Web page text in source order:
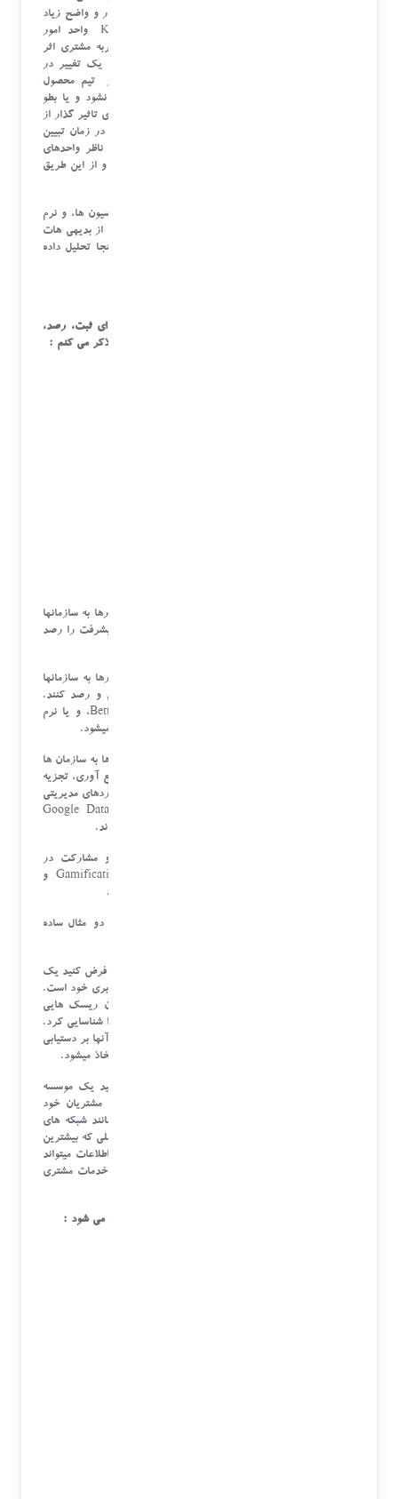
یک سازمان با هم است و در مواردی این وابستگی بسیار و واضح زیاد
است، ولی در موارد پنهان می باشد. بعنوان مثال KR واحد امور
مشتریان می تواند بر روی Objective کلیدی واحد تجربه مشتری اثر
گذار باشد و این موضوع بسیار بدیهی است. ولی ایجاد یک تغییر در
بهبود پاسخگوئی به مشتریان ممکن است به اقدامی از تیم محصول
نیازمند باشد که شاید در نگاه اول این همبستگی دیده نشود و یا بطو
کامل پنهان باشد. در اینجاست که اکتشاف این شاخص های تاثیر گذار از
طریق تکنیک های علم داده واضح و تشرح می گردد. و در زمان تبیین
OKR های فصلی و جلسات تصویب آن، سر گروه های ناظر واحدهای
وابسته را ملزم به پذیرش شاخص های وابسته می کنند، و از این طریق
دقت داشته باشید، ثبت اطلاعات در ابزارهائی نظیر اتوماسیون ها، و نرم
افزارهای مدیریت تسک ها؛ پروژها و ابزارهائی نظیر آن، از بدیهی هات
شرکت های چابک و فناوری محور است، و منظور در اینجا تحلیل داده
در ذیل بعضی از ابزارها ،نرم افزارها و اپلیکیشن ها برای ثبت، رصد،
: این نرم افزارها به سازمانها
کمک میکنند تا هدفها و نتایج خود را مدیریت کنند و پیشرفت را رصد
: این نوع نرم افزارها به سازمانها
کمک میکنند تا عملکرد و پیشرفت کارکنان را ارزیابی و رصد کنند.
برخی از نمونه ها شامل BetterWorks، 15Five، Lattice، و یا نرم
افزارهائی که بصورت درون سازمانی نوشته و توسعه داده میشود.
: این ابزارها به سازمان ها
کمک می کنند تا داده های مربوط به هدفها و نتایج را جمع آوری، تجزیه
و تحلیل کرده و به صورت گزارش های قابل فهم و داشبوردهای مدیریتی
نمایش دهند. برخی از این ابزارها شامل Google Data Studio،
: برای افزایش انگیزه و مشارکت در
مدیریت OKR، تکنیک ها و ابزارهایی مانند Gamification و
حال برای درک بیشتر مفاهیم گفته شده در فوق، بگذارید دو مثال ساده
فرض کنید یک
شرکت فناوری در حال تعیین OKR برای ارتقاء خدمات ابری خود است.
با استفاده از الگوریتم های تشخیص پتانسیل ها، میتوان ریسک هایی
مانند حملات سایبری، نقص امنیتی، یا مشکلات سیستمی را شناسایی کرد.
سپس با تحلیل داده های مربوطه و ارزیابی پتانسیل تأثیر آنها بر دستیابی
به اهداف، اقدامات مناسبی برای مقابله با این ریسک ها اتخاذ میشود.
فرض کنید یک موسسه
مالی در حال تعیین OKR برای افزایش سطح رضایت مشتریان خود
است. با استفاده از الگوریتم های آنالیز پیشرفته داده مانند شبکه های
عصبی، میتوان الگوهای پنهان در فرایندهای مشتری و عواملی که بیشترین
تأثیر را بر رضایت مشتری دارند را شناسایی کرد. این اطلاعات میتواند
به مدیران کمک کند تا تصمیماتی برای بهبود فرایندها و خدمات مشتری